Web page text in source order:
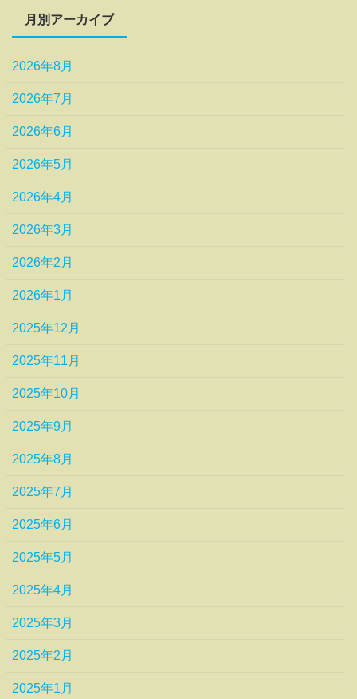
月別アーカイブ
2026年8月
2026年7月
2026年6月
2026年5月
2026年4月
2026年3月
2026年2月
2026年1月
2025年12月
2025年11月
2025年10月
2025年9月
2025年8月
2025年7月
2025年6月
2025年5月
2025年4月
2025年3月
2025年2月
2025年1月